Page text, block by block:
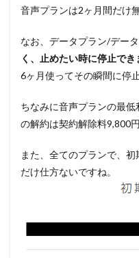
音声プランは2ヶ月間だけ
なお、データプラン/デー
く、止めたい時に停止でき
6ヶ月使ってその瞬間に停
ちなみに音声プランの最
の解約は契約解除料9,800
また、全てのプランで、
だけ仕方ないですね。